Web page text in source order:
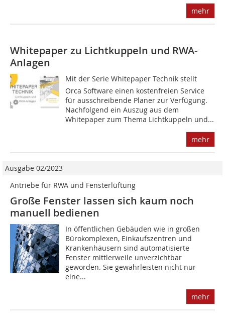
mehr
Whitepaper zu Lichtkuppeln und RWA-
Anlagen
Mit der Serie Whitepaper Technik stellt
Orca Software einen kostenfreien Service
für ausschreibende Planer zur Verfügung.
Nachfolgend ein Auszug aus dem
Whitepaper zum Thema Lichtkuppeln und...
mehr
Ausgabe 02/2023
Antriebe für RWA und Fensterlüftung
Große Fenster lassen sich kaum noch
manuell bedienen
In öffentlichen Gebäuden wie in großen
Bürokomplexen, Einkaufszentren und
Krankenhäusern sind automatisierte
Fenster mittlerweile unverzichtbar
geworden. Sie gewährleisten nicht nur
eine...
mehr